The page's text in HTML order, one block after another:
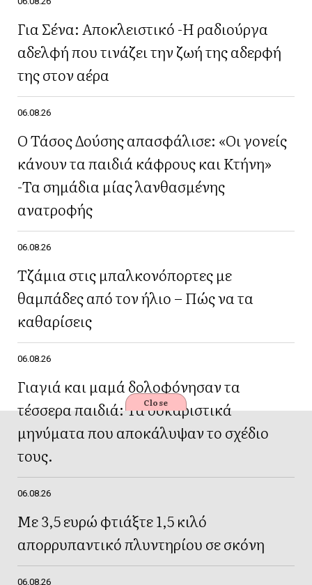
Για Σένα: Αποκλειστικό -Η ραδιούργα
αδελφή που τινάζει την ζωή της αδερφή
της στον αέρα
06.08.26
Ο Τάσος Δούσης απασφάλισε: «Οι γονείς
κάνουν τα παιδιά κάφρους και Κτήνη»
-Τα σημάδια μίας λανθασμένης
ανατροφής
06.08.26
Τζάμια στις μπαλκονόπορτες με
θαμπάδες από τον ήλιο – Πώς να τα
καθαρίσεις
06.08.26
Γιαγιά και μαμά δολοφόνησαν τα
τέσσερα παιδιά: Τα σοκαριστικά
μηνύματα που αποκάλυψαν το σχέδιο
τους.
06.08.26
Με 3,5 ευρώ φτιάξτε 1,5 κιλό
απορρυπαντικό πλυντηρίου σε σκόνη
06.08.26
Close